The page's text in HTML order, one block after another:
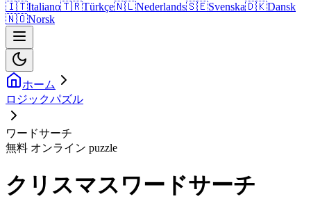
🇮🇹Italiano🇹🇷Türkçe🇳🇱Nederlands🇸🇪Svenska🇩🇰Dansk
🇳🇴Norsk
ホーム
ロジックパズル
ワードサーチ
無料 オンライン puzzle
クリスマスワードサーチ